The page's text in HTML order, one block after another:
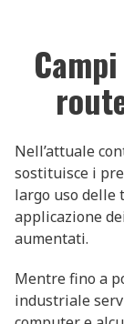
Nell’attuale
sostituisce i
largo uso delle
applicazione
aumentati.
Mentre fino a
industriale